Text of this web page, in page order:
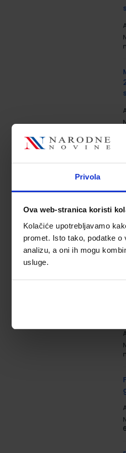
Privola
Ova web-stranica koristi
Kolačiće upotrebljavamo
promet. Isto tako, podatke
analizu, a oni ih mogu
usluge.